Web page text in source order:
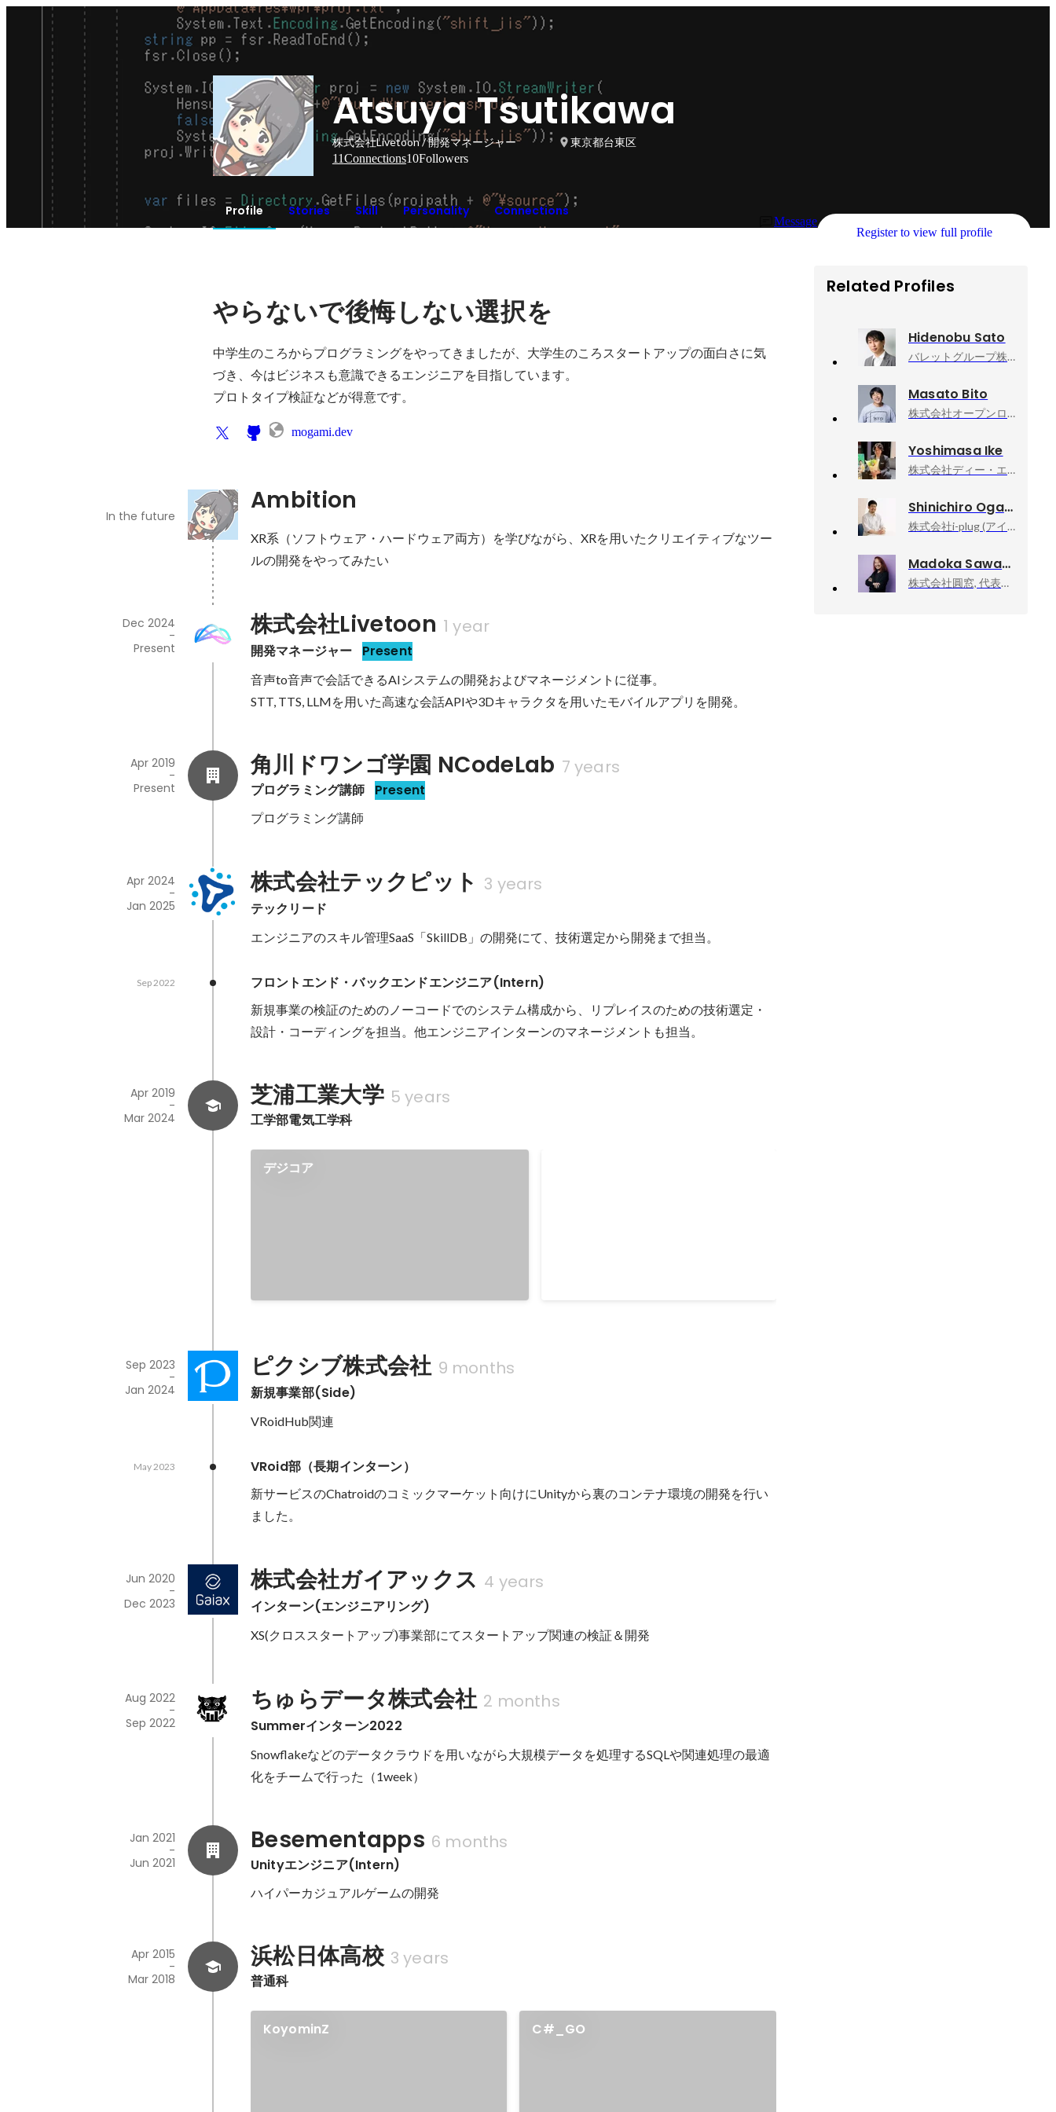
Atsuya Tsutikawa
株式会社Livetoon / 開発マネージャー
東京都台東区
11Connections10Followers
Profile Stories Skill Personality Connections
Message
Register to view full profile
やらないで後悔しない選択を
中学生のころからプログラミングをやってきましたが、大学生のころスタートアップの面白さに気
づき、今はビジネスも意識できるエンジニアを目指しています。
プロトタイプ検証などが得意です。
mogami.dev
Ambition
In the future
XR系（ソフトウェア・ハードウェア両方）を学びながら、XRを用いたクリエイティブなツー
ルの開発をやってみたい
株式会社Livetoon 1 year
開発マネージャー Present
Dec 2024
-
Present
音声to音声で会話できるAIシステムの開発およびマネージメントに従事。
STT, TTS, LLMを用いた高速な会話APIや3Dキャラクタを用いたモバイルアプリを開発。
角川ドワンゴ学園 NCodeLab 7 years
プログラミング講師 Present
Apr 2019
-
Present
プログラミング講師
株式会社テックピット 3 years
テックリード
Apr 2024
-
Jan 2025
フロントエンド・バックエンドエンジニア(Intern)
Sep 2022
新規事業の検証のためのノーコードでのシステム構成から、リプレイスのための技術選定・
設計・コーディングを担当。他エンジニアインターンのマネージメントも担当。
芝浦工業大学 5 years
工学部電気工学科
Apr 2019
-
Mar 2024
デジコア
ピクシブ株式会社 9 months
新規事業部(Side)
Sep 2023
-
Jan 2024
VRoidHub関連
VRoid部（長期インターン）
May 2023
新サービスのChatroidのコミックマーケット向けにUnityから裏のコンテナ環境の開発を行い
ました。
株式会社ガイアックス 4 years
インターン(エンジニアリング)
Jun 2020
-
Dec 2023
XS(クロススタートアップ)事業部にてスタートアップ関連の検証＆開発
ちゅらデータ株式会社 2 months
Summerインターン2022
Aug 2022
-
Sep 2022
Snowflakeなどのデータクラウドを用いながら大規模データを処理するSQLや関連処理の最適
化をチームで行った（1week）
Besementapps 6 months
Unityエンジニア(Intern)
Jan 2021
-
Jun 2021
浜松日体高校 3 years
普通科
Apr 2015
-
Mar 2018
KoyominZ C#_GO
Related Profiles
Hidenobu Sato
バレットグループ株式会社, SI事業部ゼネラルマネージャー
Masato Bito
株式会社オープンロジ, 執行役員CTO
Yoshimasa Ike
株式会社ディー・エヌ・エー
Shinichiro Ogawa
株式会社i-plug (アイプラグ), 執行役員 CTO
Madoka Sawa
株式会社圓窓, 代表取締役